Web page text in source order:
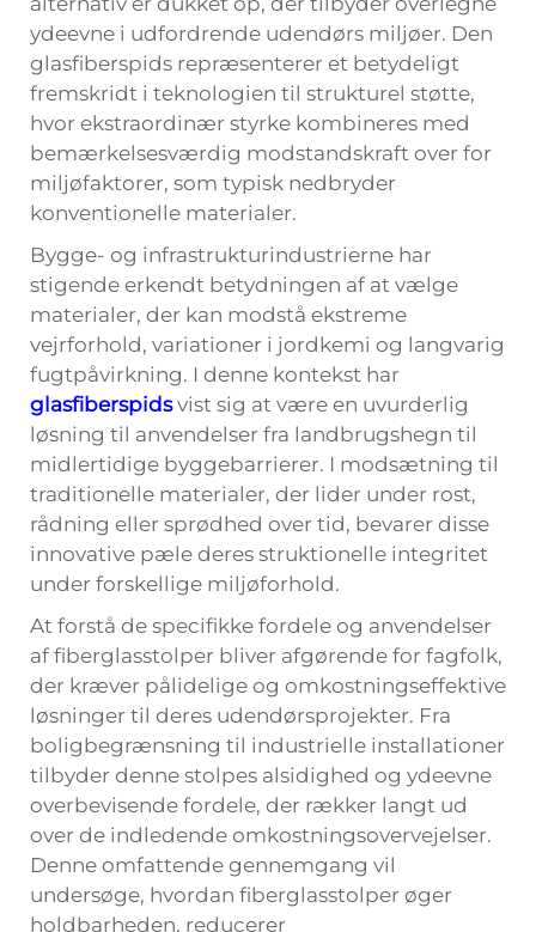
ydeevne i udfordrende udendørs miljøer. Den
glasfiberspids repræsenterer et betydeligt
fremskridt i teknologien til strukturel støtte,
hvor ekstraordinær styrke kombineres med
bemærkelsesværdig modstandskraft over for
miljøfaktorer, som typisk nedbryder
konventionelle materialer.
Bygge- og infrastrukturindustrierne har
stigende erkendt betydningen af at vælge
materialer, der kan modstå ekstreme
vejrforhold, variationer i jordkemi og langvarig
fugtpåvirkning. I denne kontekst har
glasfiberspidsvist sig at være en uvurderlig
løsning til anvendelser fra landbrugshegn til
midlertidige byggebarrierer. I modsætning til
traditionelle materialer, der lider under rost,
rådning eller sprødhed over tid, bevarer disse
innovative pæle deres struktionelle integritet
under forskellige miljøforhold.
At forstå de specifikke fordele og anvendelser
af fiberglasstolper bliver afgørende for fagfolk,
der kræver pålidelige og omkostningseffektive
løsninger til deres udendørsprojekter. Fra
boligbegrænsning til industrielle installationer
tilbyder denne stolpes alsidighed og ydeevne
overbevisende fordele, der rækker langt ud
over de indledende omkostningsovervejelser.
Denne omfattende gennemgang vil
undersøge, hvordan fiberglasstolper øger
holdbarheden, reducerer